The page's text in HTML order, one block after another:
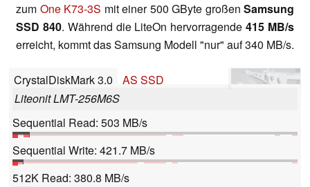
zum One K73-3S mit einer 500 GByte großen Samsung
SSD 840. Während die LiteOn hervorragende415 MB/s
erreicht, kommt das Samsung Modell "nur" auf 340 MB/s.
CrystalDiskMark 3.0
AS SSD
Liteonit LMT-256M6S
Sequential Read: 503 MB/s
Sequential Write: 421.7 MB/s
512K Read: 380.8 MB/s